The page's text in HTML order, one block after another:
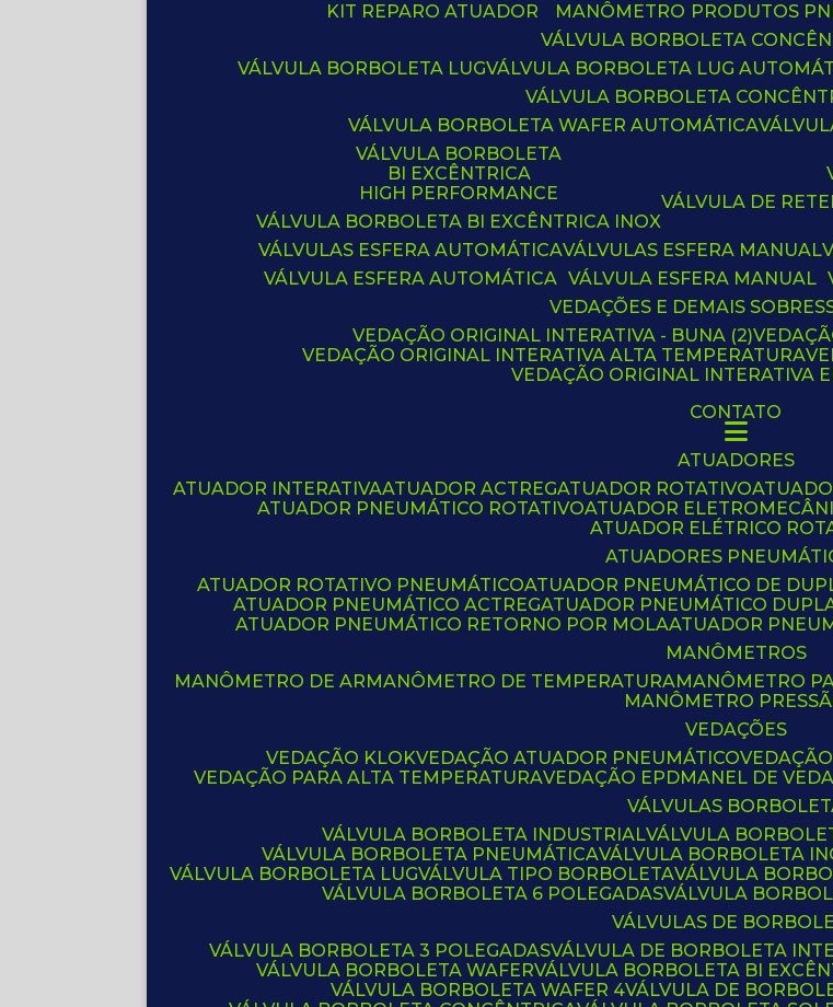
KIT REPARO ATUADOR
MANÔMETRO
PRODUTOS
VÁLVULA BORBOLETA
VÁLVULA BORBOLETA LUG VÁLVULA BORBOLETA LUG
VÁLVULA BORBOLETA
VÁLVULA BORBOLETA WAFER AUTOMÁTICA
VÁLVULA BORBOLETA
BI EXCÊNTRICA
HIGH PERFORMANCE
VÁLVULA BORBOLETA BI EXCÊNTRICA INOX
VÁLVULA DE
VÁLVULAS ESFERA AUTOMÁTICA
VÁLVULA ESFERA AUTOMÁTICA
VÁLVULAS ESFERA MANUAL
VÁLVULA ESFERA MANUAL
VEDAÇÕES E DEMAIS
VEDAÇÃO ORIGINAL INTERATIVA - BUNA (2)
VEDAÇÃO ORIGINAL INTERATIVA ALTA TEMPERATURA
VEDAÇÃO ORIGINAL INTERATIVA
CONTATO
ATUADORES
ATUADOR INTERATIVA ATUADOR ACTREG ATUADOR ROTATIVO
ATUADOR PNEUMÁTICO ROTATIVO
ATUADOR
ATUADOR ELÉTRICO
ATUADORES
ATUADOR ROTATIVO PNEUMÁTICO
ATUADOR PNEUMÁTICO DE
ATUADOR PNEUMÁTICO ACTREG
ATUADOR PNEUMÁTICO
ATUADOR PNEUMÁTICO RETORNO POR MOLA ATUADOR
MANÔMETROS
MANÔMETRO DE AR
MANÔMETRO DE TEMPERATURA MANÔMETRO
MANÔMETRO
VEDAÇÕES
VEDAÇÃO KLOK VEDAÇÃO ATUADOR PNEUMÁTICO
VEDAÇÃO PARA ALTA TEMPERATURA VEDAÇÃO EPDM ANEL DE
VÁLVULAS
VÁLVULA BORBOLETA INDUSTRIAL VÁLVULA
VÁLVULA BORBOLETA PNEUMÁTICA VÁLVULA BORBOLETA
VÁLVULA BORBOLETA LUG VÁLVULA TIPO BORBOLETA VÁLVULA
VÁLVULA BORBOLETA 6 POLEGADAS VÁLVULA
VÁLVULAS DE
VÁLVULA BORBOLETA 3 POLEGADAS VÁLVULA DE BORBOLETA
VÁLVULA BORBOLETA WAFER VÁLVULA BORBOLETA BI
VÁLVULA BORBOLETA WAFER 4 VÁLVULA DE